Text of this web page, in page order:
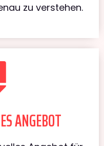
zu verstehen.
ANGEBOT